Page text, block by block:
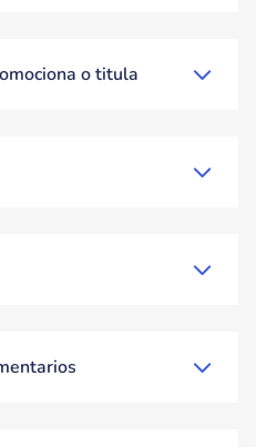
o titula